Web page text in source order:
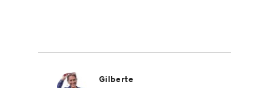
Gilberte